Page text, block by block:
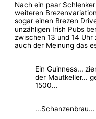
Nach ein paar
weiteren
sogar einen Brezen
unzähligen Irish Pubs
zwischen 13 und 14
auch der Meinung das
Ein Guinness...
der Mautkeller...
1500...
...Schanzenbrau...